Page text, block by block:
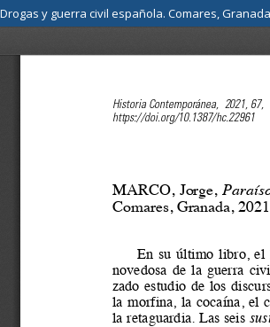
y guerra civil española. Comares,